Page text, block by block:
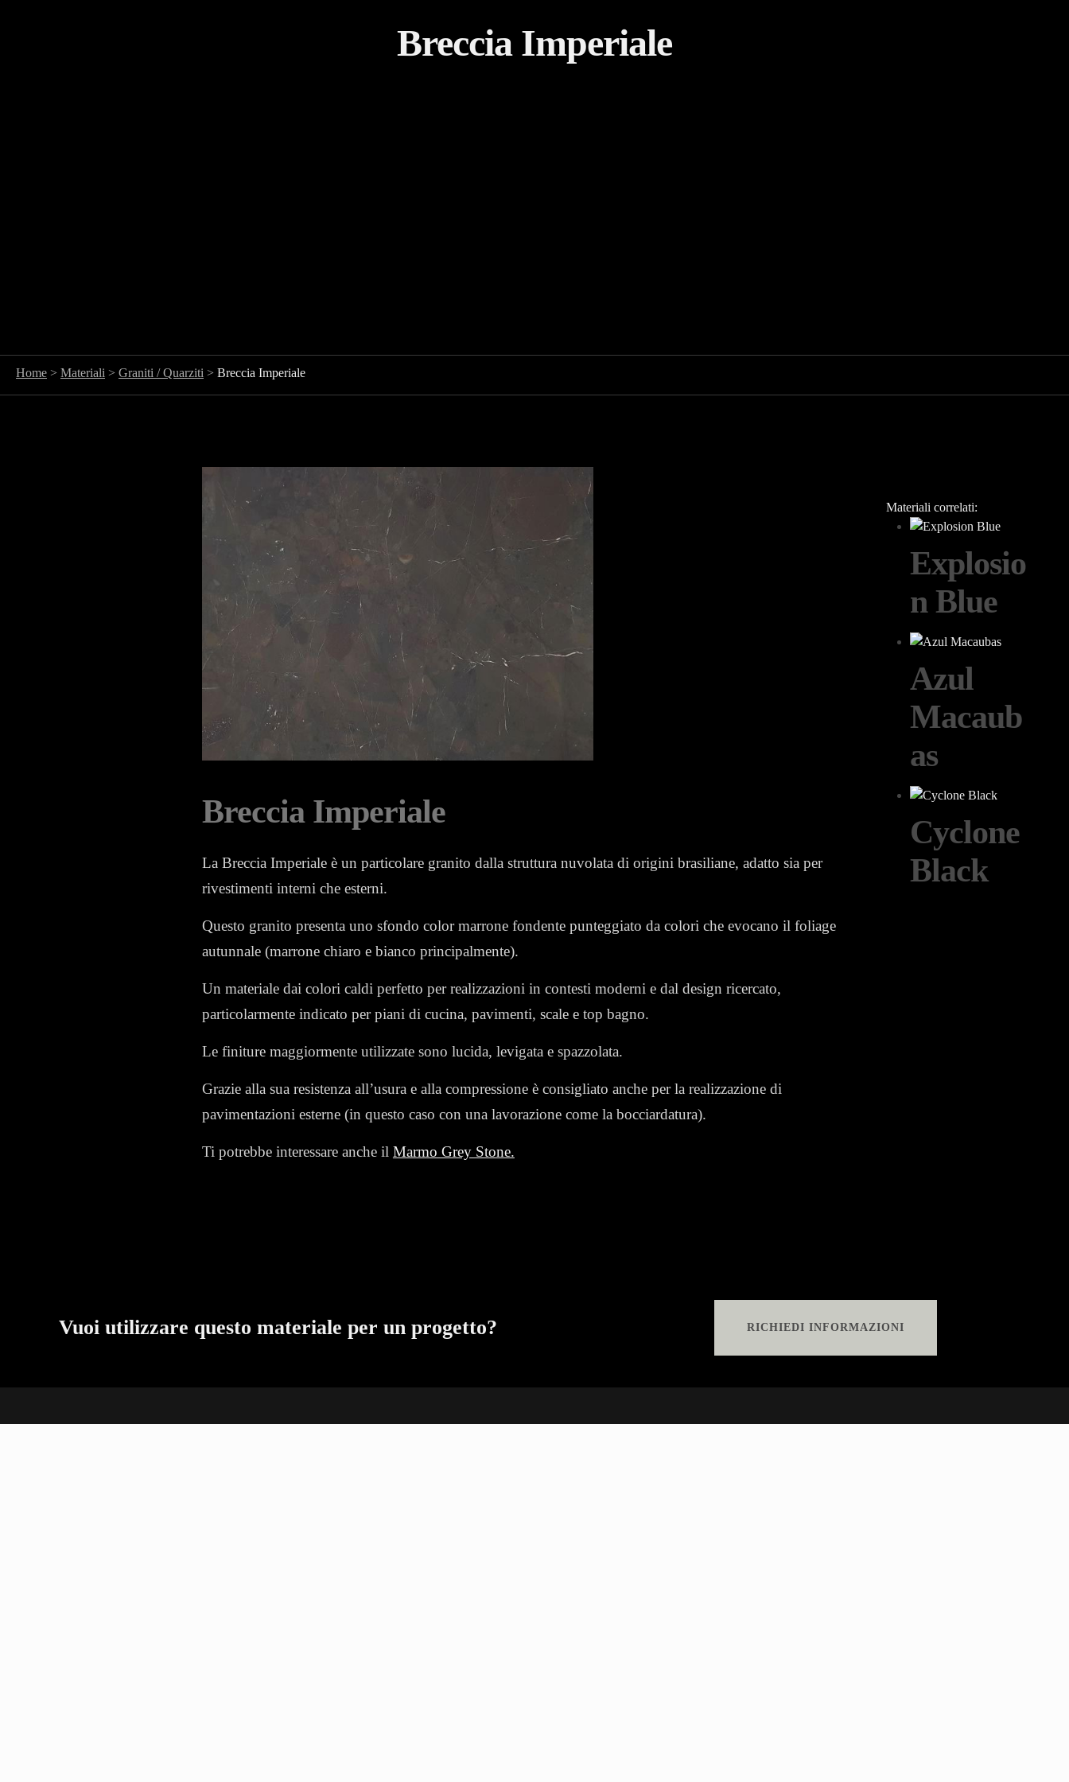
Breccia Imperiale
Home > Materiali > Graniti / Quarziti > Breccia Imperiale
Breccia Imperiale
La Breccia Imperiale è un particolare granito dalla struttura nuvolata di origini brasiliane, adatto sia per
rivestimenti interni che esterni.
Questo granito presenta uno sfondo color marrone fondente punteggiato da colori che evocano il foliage
autunnale (marrone chiaro e bianco principalmente).
Un materiale dai colori caldi perfetto per realizzazioni in contesti moderni e dal design ricercato,
particolarmente indicato per piani di cucina, pavimenti, scale e top bagno.
Le finiture maggiormente utilizzate sono lucida, levigata e spazzolata.
Grazie alla sua resistenza all’usura e alla compressione è consigliato anche per la realizzazione di
pavimentazioni esterne (in questo caso con una lavorazione come la bocciardatura).
Ti potrebbe interessare anche il Marmo Grey Stone.
Materiali correlati:
Explosio
n Blue
Azul
Macaub
as
Cyclone
Black
Vuoi utilizzare questo materiale per un progetto? RICHIEDI INFORMAZIONI